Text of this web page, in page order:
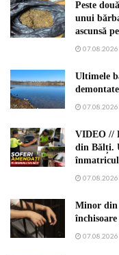
Peste
unui
ascunsă
07.08.2026
Ultimele
demontate
07.08.2026
VIDEO //
din Bălți.
07.08.2026
Minor din
07.08.2026